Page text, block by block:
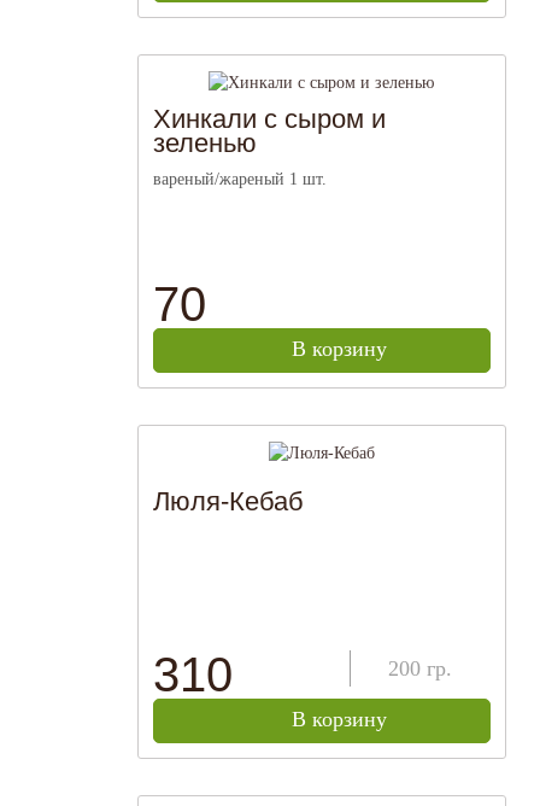
Хинкали с сыром и
зеленью
вареный/жареный 1 шт.
70
В корзину
Люля-Кебаб
310 200 гр.
В корзину